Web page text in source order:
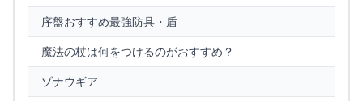
序盤おすすめ最強防具・盾
魔法の杖は何をつけるのがおすすめ？
ゾナウギア